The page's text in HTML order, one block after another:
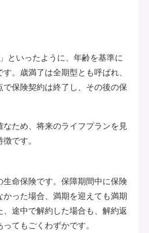
といったように、年齢を基準に
。歳満了は全期型とも呼ばれ、
保険契約は終了し、その後の保
ため、将来のライフプランを見
です。
命保険です。保障期間中に保険
った場合、満期を迎えても満期
途中で解約した場合も、解約返
てもごくわずかです。